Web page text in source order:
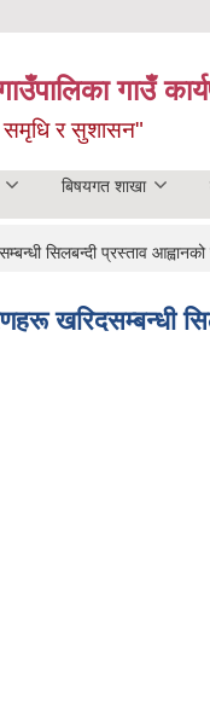
गाउँ
समृधि र सुशासन"
बिषयगत शाखा
सिलबन्दी प्रस्ताव
खरिदसम्बन्धी